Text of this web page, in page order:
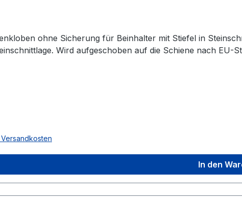
ohne Sicherung für Beinhalter mit Stiefel in
Wird aufgeschoben auf die Schiene nach EU-
In den